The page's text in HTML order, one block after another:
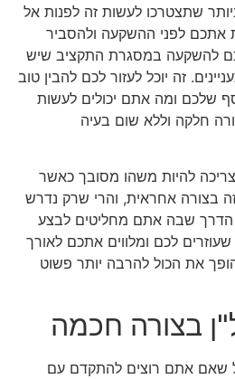
שתצטרכו לעשות זה לפנות אל
לפני ההשקעה ולהסביר
להשקעה במסגרת התקציב שיש
זה יוכל לעזור לכם להבין טוב
ומה אתם יכולים לעשות
חלקה וללא שום בעיה
להיות משהו מסובך כאשר
אחראית, והרי שרק נדרש
שבה אתם מחליטים לבצע
לכם ומלווים אתכם לאורך
את הכול להרבה יותר פשוט
בצורה חכמה
אתם רוצים להתקדם עם